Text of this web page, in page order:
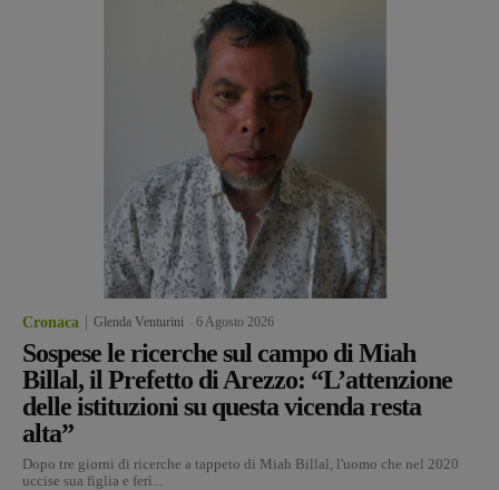
Cronaca Glenda Venturini 6 Agosto 2026
Sospese le ricerche sul campo di Miah
Billal, il Prefetto di Arezzo: “L’attenzione
delle istituzioni su questa vicenda resta
alta”
Dopo tre giorni di ricerche a tappeto di Miah Billal, l'uomo che nel 2020
uccise sua figlia e ferì...